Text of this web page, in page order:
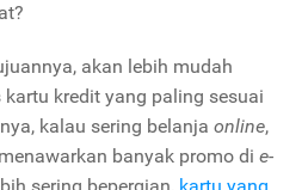
akan lebih mudah
kredit yang paling sesuai
kalau sering belanja online,
banyak promo di e-